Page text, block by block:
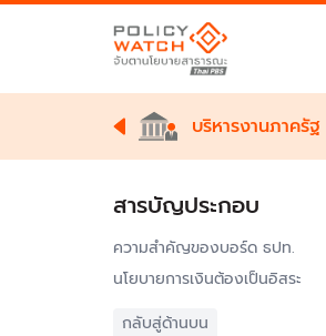
บริหารงานภาครัฐ
สารบัญประกอบ
ความสำคัญของบอร์ด ธปท.
นโยบายการเงินต้องเป็นอิสระ
กลับสู่ด้านบน